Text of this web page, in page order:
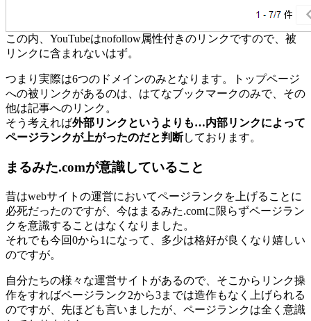
この内、YouTubeはnofollow属性付きのリンクですので、被
リンクに含まれないはず。
つまり実際は6つのドメインのみとなります。トップページ
への被リンクがあるのは、はてなブックマークのみで、その
他は記事へのリンク。
そう考えれば外部リンクというよりも…内部リンクによって
ページランクが上がったのだと判断しております。
まるみた.comが意識していること
昔はwebサイトの運営においてページランクを上げることに
必死だったのですが、今はまるみた.comに限らずページラン
クを意識することはなくなりました。
それでも今回0から1になって、多少は格好が良くなり嬉しい
のですが。
自分たちの様々な運営サイトがあるので、そこからリンク操
作をすればページランク2から3までは造作もなく上げられる
のですが、先ほども言いましたが、ページランクは全く意識